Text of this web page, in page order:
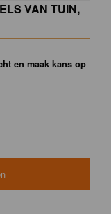
VAN TUIN,
en maak kans op